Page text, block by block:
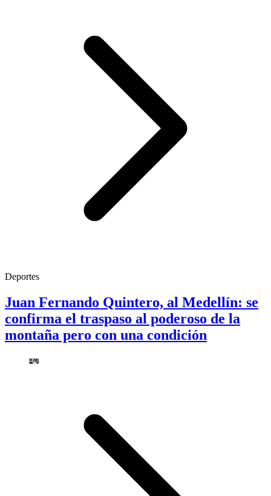
Deportes
Juan Fernando Quintero, al Medellín: se
confirma el traspaso al poderoso de la
montaña pero con una condición